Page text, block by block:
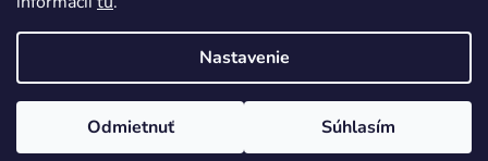
Nastavenie
Odmietnuť Súhlasím
Vytvoril Shoptet
Copyright 2026
www.INCOMP.sk. Všetky práva